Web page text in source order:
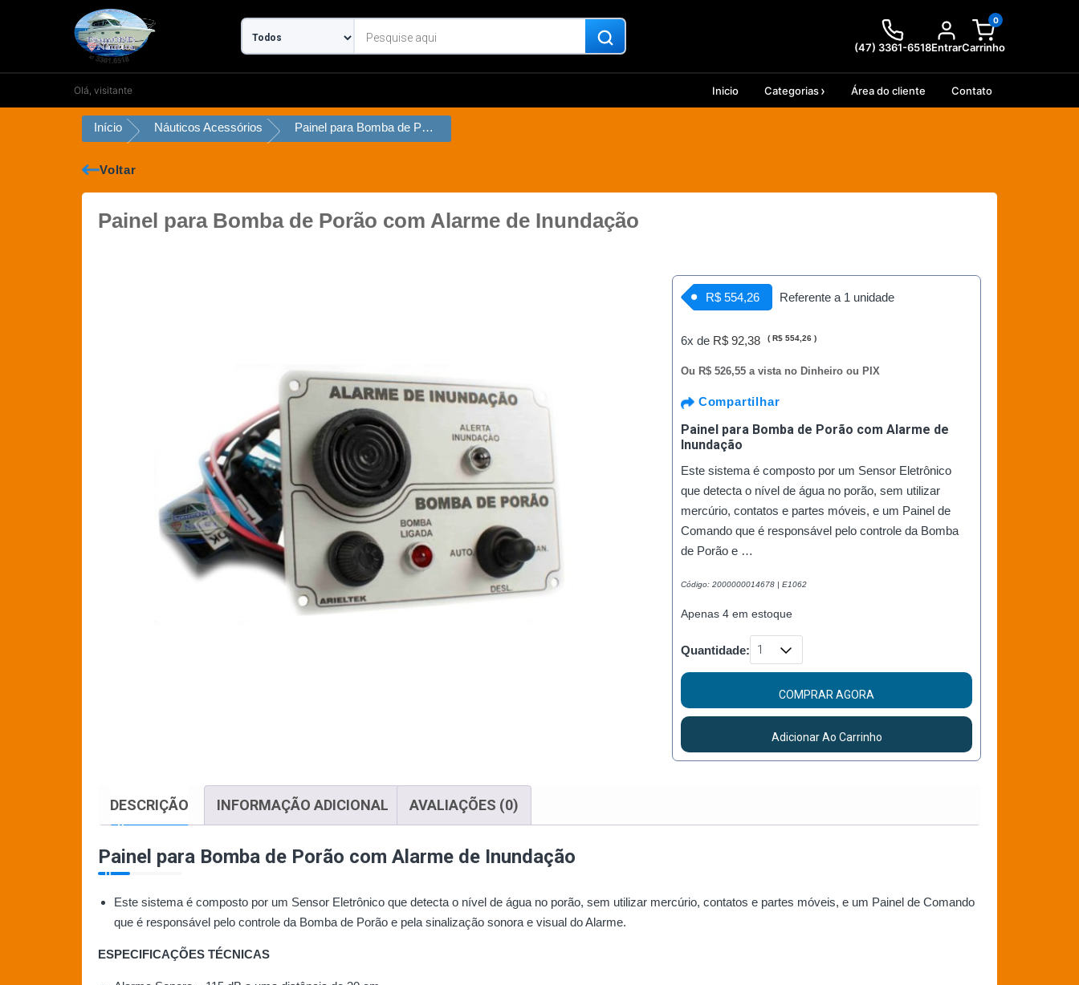
conteúdo
(47) 3361-6518Entrar
0
Carrinho
Olá, visitante Inicio Categorias Área do cliente Contato
Início Náuticos Acessórios Painel para Bomba de Porão com Alarme de Inundação
Voltar
Painel para Bomba de Porão com Alarme de Inundação
R$ 554,26 Referente a 1 unidade
6x de R$ 92,38 ( R$ 554,26 )
Ou R$ 526,55 a vista no Dinheiro ou PIX
Compartilhar
Painel para Bomba de Porão com Alarme de
Inundação
Este sistema é composto por um Sensor Eletrônico
que detecta o nível de água no porão, sem utilizar
mercúrio, contatos e partes móveis, e um Painel de
Comando que é responsável pelo controle da Bomba
de Porão e …
Código: 2000000014678 | E1062
Apenas 4 em estoque
Quantidade:
COMPRAR AGORA
Adicionar Ao Carrinho
DESCRIÇÃO INFORMAÇÃO ADICIONAL AVALIAÇÕES (0)
Painel para Bomba de Porão com Alarme de Inundação
Este sistema é composto por um Sensor Eletrônico que detecta o nível de água no porão, sem utilizar mercúrio, contatos e partes móveis, e um Painel de Comando
que é responsável pelo controle da Bomba de Porão e pela sinalização sonora e visual do Alarme.
ESPECIFICAÇÕES TÉCNICAS